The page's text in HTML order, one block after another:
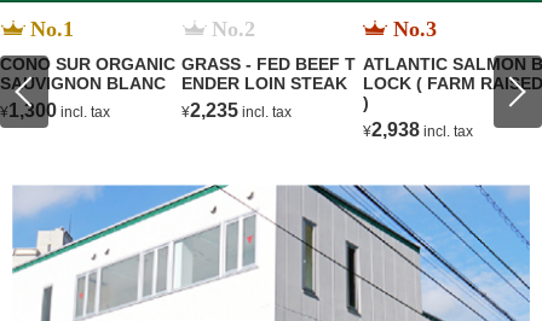
No.1
CONO SUR ORGANIC
SAUVIGNON BLANC
¥1,300 incl. tax
No.2
GRASS - FED BEEF T
ENDER LOIN STEAK
¥2,235 incl. tax
No.3
ATLANTIC SALMON B
LOCK ( FARM RAISED
)
¥2,938 incl. tax